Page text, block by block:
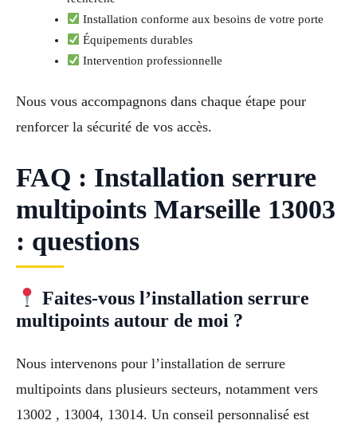
Installation conforme aux besoins de votre porte
Équipements durables
Intervention professionnelle
Nous vous accompagnons dans chaque étape pour
renforcer la sécurité de vos accès.
FAQ : Installation serrure
multipoints Marseille 13003
: questions
Faites-vous l’installation serrure
multipoints autour de moi ?
Nous intervenons pour l’installation de serrure
multipoints dans plusieurs secteurs, notamment vers
13002 , 13004, 13014. Un conseil personnalisé est